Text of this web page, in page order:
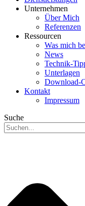
Unternehmen
Über Mich
Referenzen
Ressourcen
Was mich
News
Technik-
Unterlagen
Download-
Kontakt
Impressum
Suche